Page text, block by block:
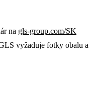
na gls-group.com/SK
vyžaduje fotky obalu a